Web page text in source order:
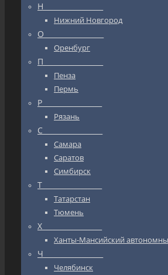
Н_________________
Нижний Новгород
О_________________
Оренбург
П_________________
Пенза
Пермь
Р_________________
Рязань
С_________________
Самара
Саратов
Симбирск
Т_________________
Татарстан
Тюмень
Х_________________
Ханты-Мансийский
Ч_________________
Челябинск